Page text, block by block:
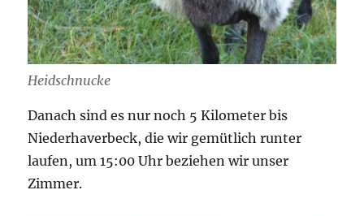
Heidschnucke
Danach sind es nur noch 5 Kilometer bis
Niederhaverbeck, die wir gemütlich runter
laufen, um 15:00 Uhr beziehen wir unser
Zimmer.